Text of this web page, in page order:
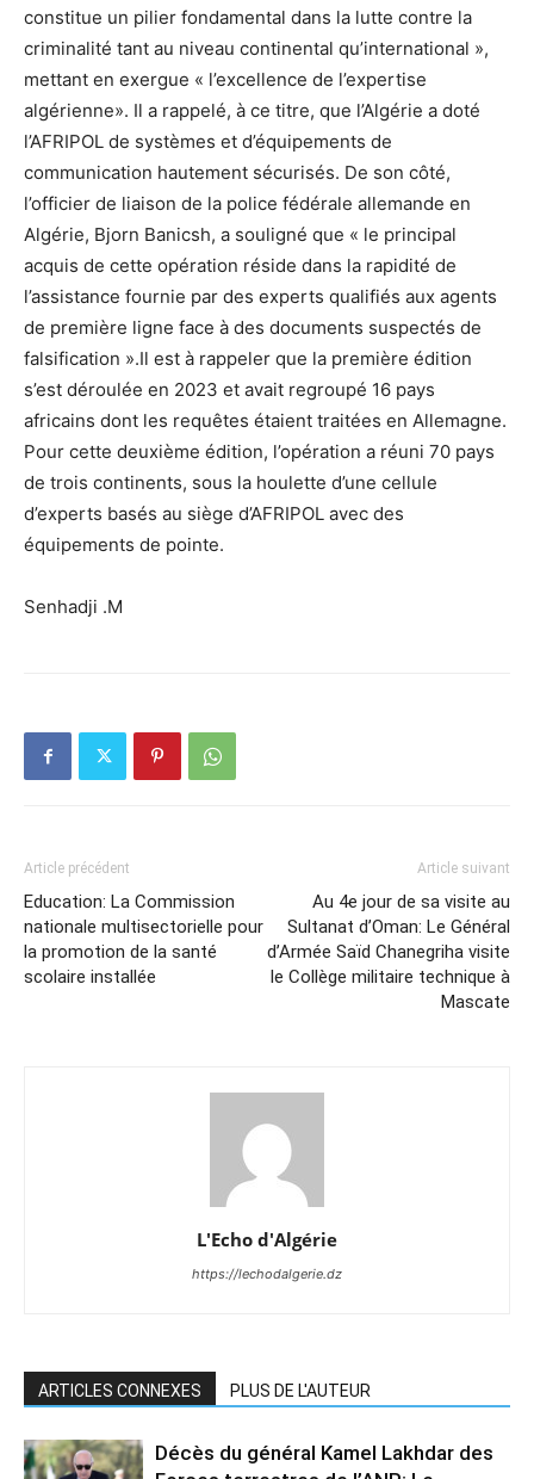
constitue un pilier fondamental dans la lutte contre la
criminalité tant au niveau continental qu’international »,
mettant en exergue « l’excellence de l’expertise
algérienne». Il a rappelé, à ce titre, que l’Algérie a doté
l’AFRIPOL de systèmes et d’équipements de
communication hautement sécurisés. De son côté,
l’officier de liaison de la police fédérale allemande en
Algérie, Bjorn Banicsh, a souligné que « le principal
acquis de cette opération réside dans la rapidité de
l’assistance fournie par des experts qualifiés aux agents
de première ligne face à des documents suspectés de
falsification ».Il est à rappeler que la première édition
s’est déroulée en 2023 et avait regroupé 16 pays
africains dont les requêtes étaient traitées en Allemagne.
Pour cette deuxième édition, l’opération a réuni 70 pays
de trois continents, sous la houlette d’une cellule
d’experts basés au siège d’AFRIPOL avec des
équipements de pointe.
Senhadji .M
Article précédent
Education: La Commission
nationale multisectorielle pour
la promotion de la santé
scolaire installée
Article suivant
Au 4e jour de sa visite au
Sultanat d’Oman: Le Général
d’Armée Saïd Chanegriha visite
le Collège militaire technique à
Mascate
L'Echo d'Algérie
https://lechodalgerie.dz
ARTICLES CONNEXES PLUS DE L'AUTEUR
Décès du général Kamel Lakhdar des